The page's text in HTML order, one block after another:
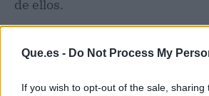
Que.es - Do Not Process My
If you wish to opt-out of the sale, sharing
de ellos.